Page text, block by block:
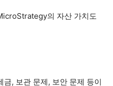
의 자산 가치도
, 보관 문제, 보안 문제 등이